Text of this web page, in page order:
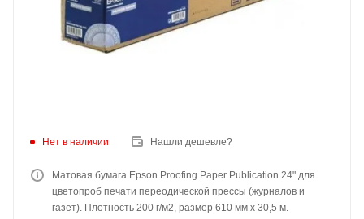
Нет в наличии Нашли дешевле?
Матовая бумага Epson Proofing Paper Publication 24" для
цветопроб печати переодической прессы (журналов и
газет). Плотность 200 г/м2, размер 610 мм х 30,5 м.